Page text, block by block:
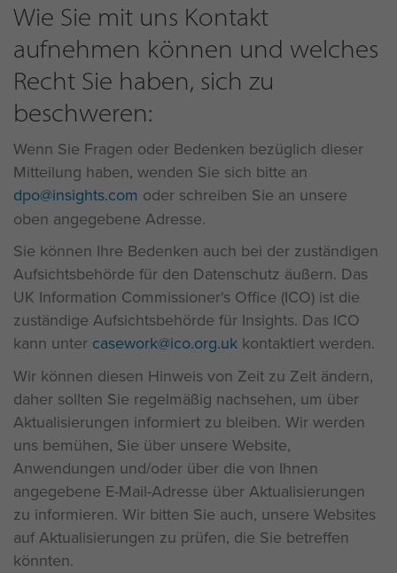
Wie Sie mit uns Kontakt
aufnehmen können und welches
Recht Sie haben, sich zu
beschweren:
Wenn Sie Fragen oder Bedenken bezüglich dieser
Mitteilung haben, wenden Sie sich bitte an
dpo@insights.com oder schreiben Sie an unsere
oben angegebene Adresse.
Sie können Ihre Bedenken auch bei der zuständigen
Aufsichtsbehörde für den Datenschutz äußern. Das
UK Information Commissioner's Office (ICO) ist die
zuständige Aufsichtsbehörde für Insights. Das ICO
kann unter casework@ico.org.uk kontaktiert werden.
Wir können diesen Hinweis von Zeit zu Zeit ändern,
daher sollten Sie regelmäßig nachsehen, um über
Aktualisierungen informiert zu bleiben. Wir werden
uns bemühen, Sie über unsere Website,
Anwendungen und/oder über die von Ihnen
angegebene E-Mail-Adresse über Aktualisierungen
zu informieren. Wir bitten Sie auch, unsere Websites
auf Aktualisierungen zu prüfen, die Sie betreffen
könnten.